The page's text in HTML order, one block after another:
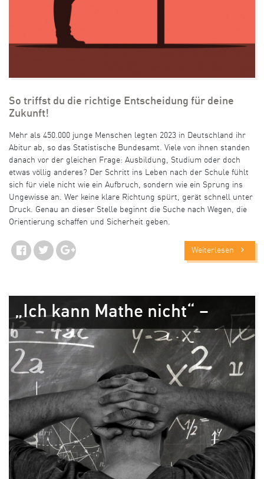
So triffst du die richtige Entscheidung für deine
Zukunft!
Mehr als 450.000 junge Menschen legten 2023 in Deutschland ihr
Abitur ab, so das Statistische Bundesamt. Viele von ihnen standen
danach vor der gleichen Frage: Ausbildung, Studium oder doch
etwas völlig anderes? Der Schritt ins Leben nach der Schule fühlt
sich für viele nicht wie ein Aufbruch, sondern wie ein Sprung ins
Ungewisse an. Wer keine klare Richtung spürt, gerät schnell unter
Druck. Genau an dieser Stelle beginnt die Suche nach Wegen, die
Orientierung schaffen und Sicherheit geben.
Weiterlesen
„Ich kann Mathe nicht“ –